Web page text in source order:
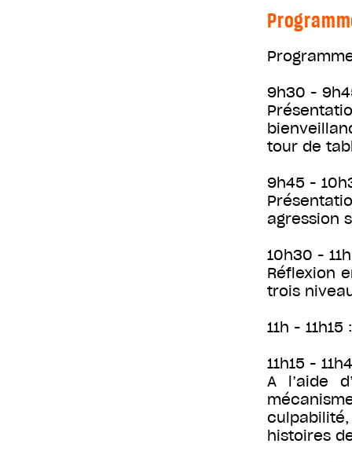
9h30 -
tour de
9h45 -
agression
10h30 -
Réflexion
trois
11h -
11h15 -
A l’aide
histoires